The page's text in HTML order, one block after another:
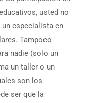
usted no
especialista en
Tampoco
nadie (solo un
un taller o un
son los
ser que la